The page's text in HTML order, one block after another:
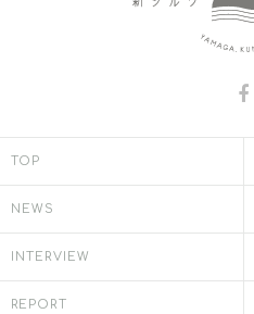
TOP
NEWS
INTERVIEW
REPORT